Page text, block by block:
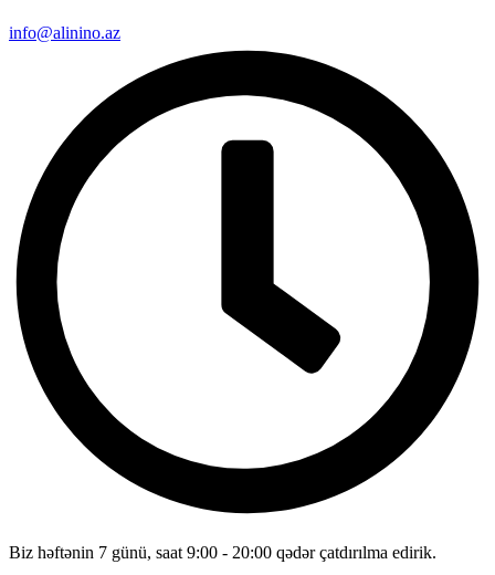
info@alinino.az
Biz həftənin 7 günü, saat 9:00 - 20:00 qədər çatdırılma edirik.